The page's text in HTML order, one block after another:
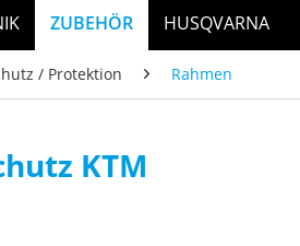
ZUBEHÖR HUSQVARNA
/ Protektion Rahmen
KTM